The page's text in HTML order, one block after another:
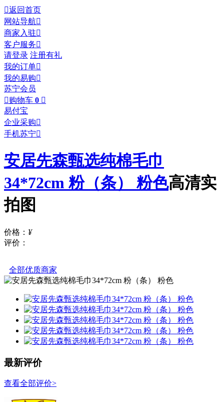
返回首页
网站导航
商家入驻
客户服务
请登录 注册有礼
我的订单
我的易购
苏宁会员
购物车 0 
易付宝
企业采购
手机苏宁
安居先森甄选纯棉毛巾
34*72cm 粉（条） 粉色高清实
拍图
价格： ¥
评价：
全部优质商家
最新评价
查看全部评价>